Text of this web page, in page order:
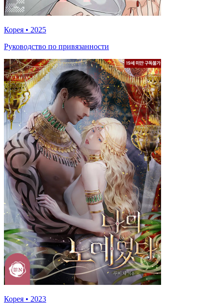
Корея • 2025
Руководство по привязанности
Корея • 2023